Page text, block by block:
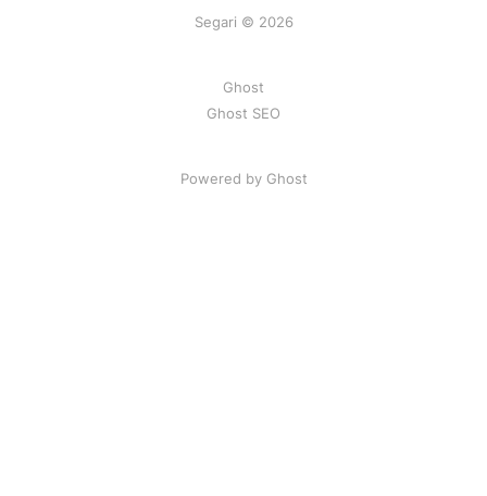
Segari © 2026
Ghost
Ghost SEO
Powered by Ghost